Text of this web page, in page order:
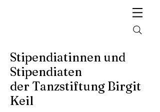
Stipendiatinnen und
Stipendiaten
der Tanzstiftung Birgit
Keil